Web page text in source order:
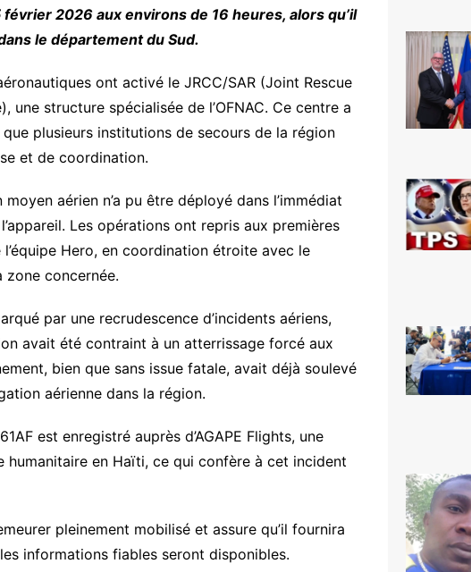
2026 aux environs de 16 heures, alors qu’il
le département du Sud.
ont activé le JRCC/SAR (Joint Rescue
structure spécialisée de l’OFNAC. Ce centre a
plusieurs institutions de secours de la région
et de coordination.
aérien n’a pu être déployé dans l’immédiat
Les opérations ont repris aux premières
Hero, en coordination étroite avec le
zone concernée.
par une recrudescence d’incidents aériens,
avait été contraint à un atterrissage forcé aux
bien que sans issue fatale, avait déjà soulevé
aérienne dans la région.
est enregistré auprès d’AGAPE Flights, une
humanitaire en Haïti, ce qui confère à cet incident
pleinement mobilisé et assure qu’il fournira
informations fiables seront disponibles.